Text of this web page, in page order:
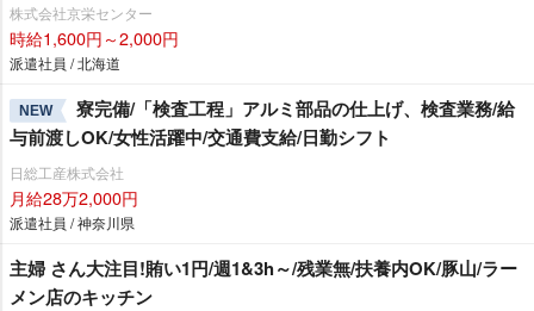
株式会社京栄センター
時給1,600円～2,000円
派遣社員 / 北海道
NEW
寮完備/「検査工程」アルミ部品の仕上げ、検査業務/給
与前渡しOK/女性活躍中/交通費支給/日勤シフト
日総工産株式会社
月給28万2,000円
派遣社員 / 神奈川県
主婦 さん大注目!賄い1円/週1&3h～/残業無/扶養内OK/豚山/ラー
メン店のキッチン